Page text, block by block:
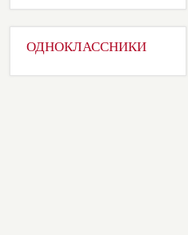
ОДНОКЛАССНИКИ